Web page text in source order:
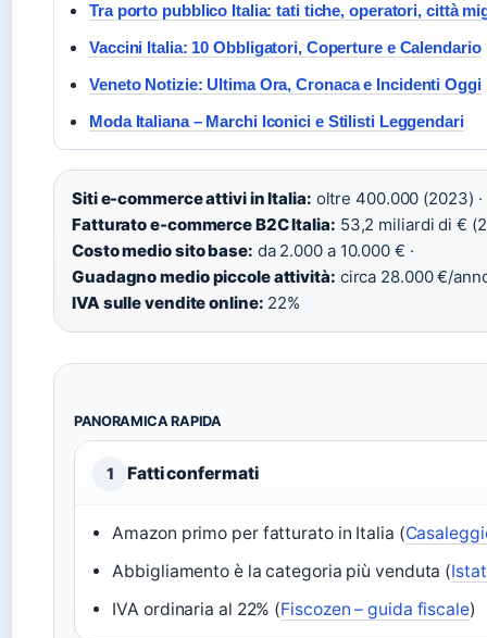
Tra porto pubblico Italia: tati tiche, operatori, città
Vaccini Italia: 10 Obbligatori, Coperture e Calendario
Veneto Notizie: Ultima Ora, Cronaca e Incidenti Oggi
Moda Italiana – Marchi Iconici e Stilisti Leggendari
Siti e-commerce attivi in Italia: oltre 400.000 (2023) ·
Fatturato e-commerce B2C Italia: 53,2 miliardi di €
Costo medio sito base: da 2.000 a 10.000 € ·
Guadagno medio piccole attività: circa 28.000 €/
IVA sulle vendite online: 22%
PANORAMICA RAPIDA
1 Fatti confermati
Amazon primo per fatturato in Italia (
Abbigliamento è la categoria più venduta (
IVA ordinaria al 22% (Fiscozen – guida fiscale)